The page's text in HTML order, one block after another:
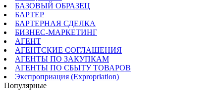
БАЗОВЫЙ ОБРАЗЕЦ
БАРТЕР
БАРТЕРНАЯ СДЕЛКА
БИЗНЕС-МАРКЕТИНГ
АГЕНТ
АГЕНТСКИЕ СОГЛАШЕНИЯ
АГЕНТЫ ПО ЗАКУПКАМ
АГЕНТЫ ПО СБЫТУ ТОВАРОВ
Экспроприация (Expropriation)
Популярные